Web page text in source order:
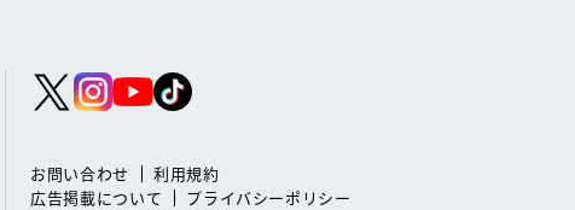
お問い合わせ
利用規約
広告掲載について
プライバシーポリシー